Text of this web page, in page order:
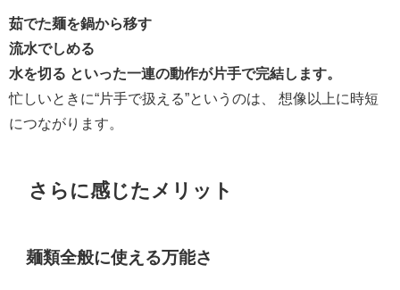
茹でた麺を鍋から移す
流水でしめる
水を切る といった一連の動作が片手で完結します。
忙しいときに“片手で扱える”というのは、 想像以上に時短
につながります。
さらに感じたメリット
麺類全般に使える万能さ